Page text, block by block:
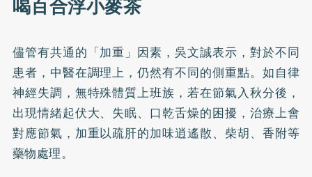
喝百合浮小麥茶
儘管有共通的「加重」因素，吳文誠表示，對於不同
患者，中醫在調理上，仍然有不同的側重點。如自律
神經失調，無特殊體質上班族，若在節氣入秋分後，
出現情緒起伏大、失眠、口乾舌燥的困擾，治療上會
對應節氣，加重以疏肝的加味逍遙散、柴胡、香附等
藥物處理。